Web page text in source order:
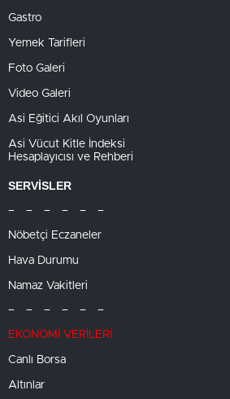
Gastro
Yemek Tarifleri
Foto Galeri
Video Galeri
Asi Eğitici Akıl Oyunları
Asi Vücut Kitle İndeksi
Hesaplayıcısı ve Rehberi
SERVİSLER
– – – – – –
Nöbetçi Eczaneler
Hava Durumu
Namaz Vakitleri
– – – – – –
EKONOMİ VERİLERİ
Canlı Borsa
Altınlar